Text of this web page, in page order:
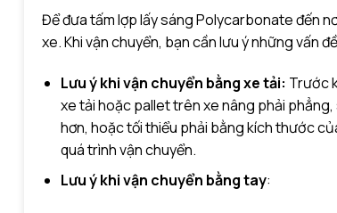
Để đưa tấm lợp lấy sáng Polycarbonate đến
xe. Khi vận chuyển, bạn cần lưu ý những vấn
Lưu ý khi vận chuyển bằng xe tải: Trước
xe tải hoặc pallet trên xe nâng phải
hơn, hoặc tối thiểu phải bằng kích thước
quá trình vận chuyển.
Lưu ý khi vận chuyển bằng tay: